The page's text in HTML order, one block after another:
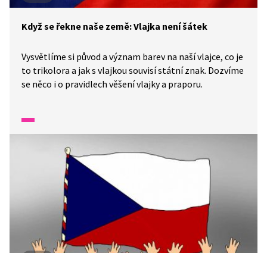
Když se řekne naše země: Vlajka není šátek
Vysvětlíme si původ a význam barev na naší vlajce, co je
to trikolora a jak s vlajkou souvisí státní znak. Dozvíme
se něco i o pravidlech věšení vlajky a praporu.